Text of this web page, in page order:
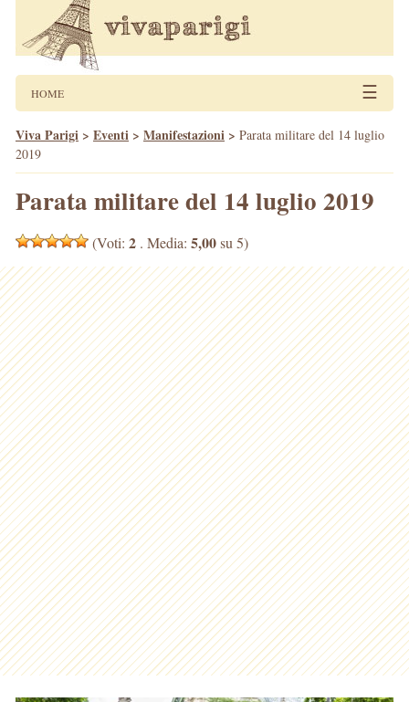
HOME ☰
Viva Parigi > Eventi > Manifestazioni > Parata militare del 14 luglio
2019
Parata militare del 14 luglio 2019
(Voti: 2 . Media: 5,00su 5)